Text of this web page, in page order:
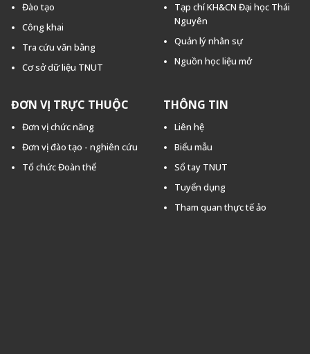
Đào tạo
Công khai
Tra cứu văn bằng
Cơ sở dữ liệu TNUT
Tạp chí KH&CN Đại học Thái
Nguyên
Quản lý nhân sự
Nguồn học liệu mở
ĐƠN VỊ TRỰC THUỘC
Đơn vị chức năng
Đơn vị đào tạo - nghiên cứu
Tổ chức Đoàn thể
THÔNG TIN
Liên hệ
Biểu mẫu
Sổ tay TNUT
Tuyển dụng
Tham quan thực tế ảo